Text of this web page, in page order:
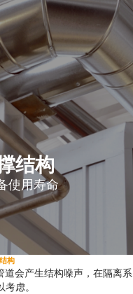
结构
使用寿命
构
道会产生结构噪声，在隔离系
虑。